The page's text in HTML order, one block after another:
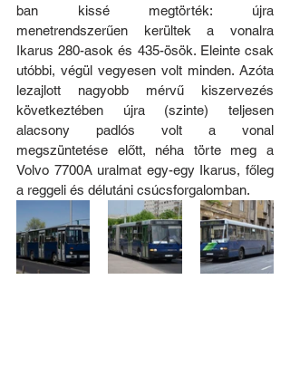
ban kissé megtörték: újra
menetrendszerűen kerültek a vonalra
Ikarus 280-asok és 435-ösök. Eleinte csak
utóbbi, végül vegyesen volt minden. Azóta
lezajlott nagyobb mérvű kiszervezés
következtében újra (szinte) teljesen
alacsony padlós volt a vonal
megszüntetése előtt, néha törte meg a
Volvo 7700A uralmat egy-egy Ikarus, főleg
a reggeli és délutáni csúcsforgalomban.